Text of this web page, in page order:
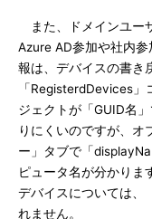
また、ドメインユー
Azure AD参加や社内
報は、デバイスの書
「RegisterdDevices
ジェクトが「GUID名
りにくいのですが、オ
ー」タブで「
ピュータ名が分かりま
デバイスについては、
れません。